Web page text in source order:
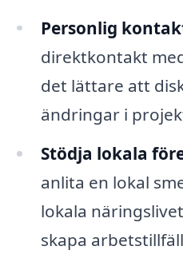
Personlig
direktkontakt
det lättare att
ändringar i
Stödja lokala
anlita en lokal
lokala
skapa